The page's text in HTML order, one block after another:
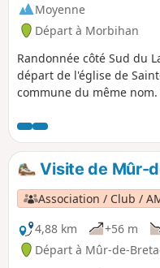
Moyenne
Départ à Morbihan
Randonnée côté Sud du
départ de l'église de
commune du même
chemine sur les bords du
massif forestier qui
variés donc. De
diversifier le parcours.
Visite de Mûr-
Association / Club /
4,88 km
+56 m
Départ à Mûr-de-